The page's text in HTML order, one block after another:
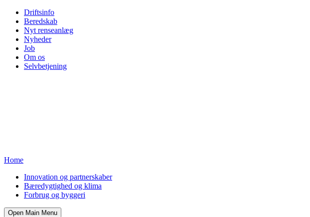
Driftsinfo
Beredskab
Nyt renseanlæg
Nyheder
Job
Om os
Selvbetjening
Home
Innovation og partnerskaber
Bæredygtighed og klima
Forbrug og byggeri
Open Main Menu